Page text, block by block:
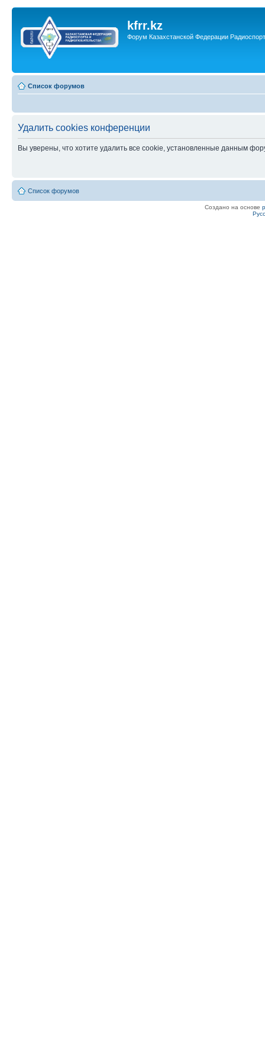
kfrr.kz
Форум Казахстанской Федерации
Список форумов
Удалить cookies конференции
Вы уверены, что хотите удалить все cookie, установленные данным
Список форумов
Создано на основе